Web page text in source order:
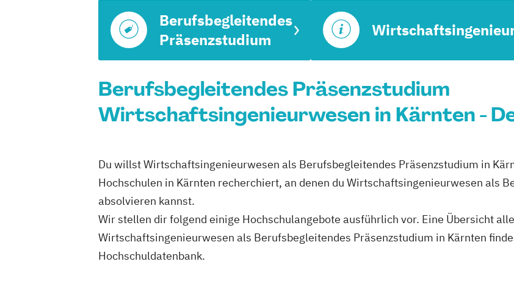
Berufsbegleitendes
Präsenzstudium
Berufsbegleitendes Präsenzstudium
Wirtschaftsingenieurwesen in Kärnten -
Du willst Wirtschaftsingenieurwesen als Berufsbegleitendes Präsenzstudium in
Hochschulen in Kärnten recherchiert, an denen du Wirtschaftsingenieurwesen als
absolvieren kannst.
Wir stellen dir folgend einige Hochschulangebote ausführlich vor. Eine Übersicht
Wirtschaftsingenieurwesen als Berufsbegleitendes Präsenzstudium in Kärnten
Hochschuldatenbank.